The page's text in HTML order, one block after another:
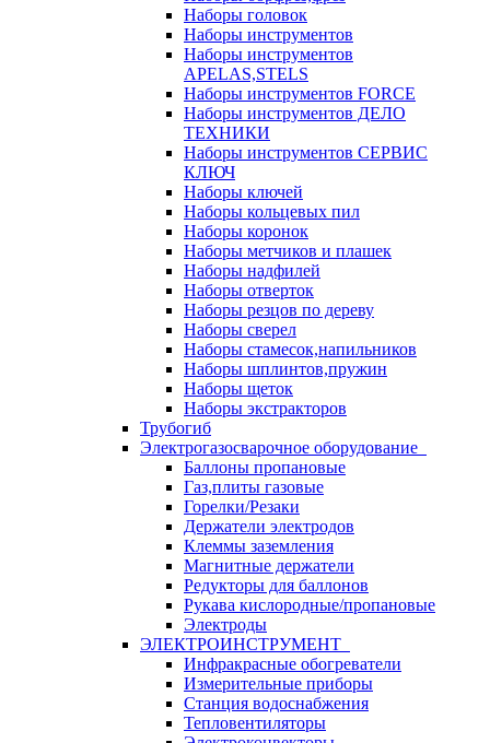
Наборы головок
Наборы инструментов
Наборы инструментов
APELAS,STELS
Наборы инструментов FORCE
Наборы инструментов ДЕЛО
ТЕХНИКИ
Наборы инструментов СЕРВИС
КЛЮЧ
Наборы ключей
Наборы кольцевых пил
Наборы коронок
Наборы метчиков и плашек
Наборы надфилей
Наборы отверток
Наборы резцов по дереву
Наборы сверел
Наборы стамесок,напильников
Наборы шплинтов,пружин
Наборы щеток
Наборы экстракторов
Трубогиб
Электрогазосварочное оборудование
Баллоны пропановые
Газ,плиты газовые
Горелки/Резаки
Держатели электродов
Клеммы заземления
Магнитные держатели
Редукторы для баллонов
Рукава кислородные/пропановые
Электроды
ЭЛЕКТРОИНСТРУМЕНТ
Инфракрасные обогреватели
Измерительные приборы
Станция водоснабжения
Тепловентиляторы